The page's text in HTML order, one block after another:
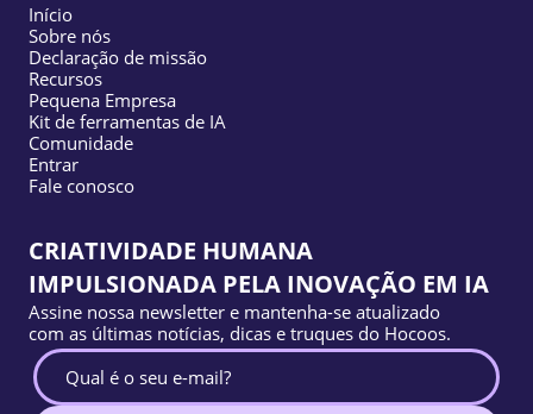
Início
Sobre nós
Declaração de missão
Recursos
Pequena Empresa
Kit de ferramentas de IA
Comunidade
Entrar
Fale conosco
CRIATIVIDADE HUMANA
IMPULSIONADA PELA INOVAÇÃO EM IA
Assine nossa newsletter e mantenha-se atualizado
com as últimas notícias, dicas e truques do Hocoos.